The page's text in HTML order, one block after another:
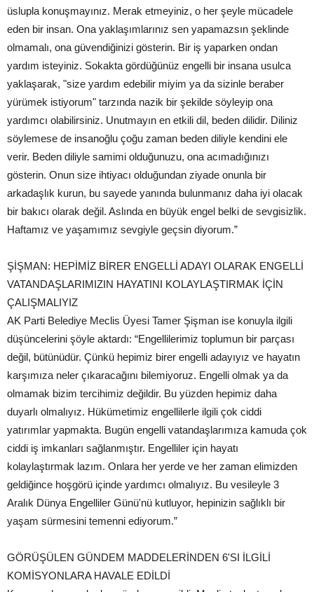
üslupla konuşmayınız. Merak etmeyiniz, o her şeyle mücadele
eden bir insan. Ona yaklaşımlarınız sen yapamazsın şeklinde
olmamalı, ona güvendiğinizi gösterin. Bir iş yaparken ondan
yardım isteyiniz. Sokakta gördüğünüz engelli bir insana usulca
yaklaşarak, "size yardım edebilir miyim ya da sizinle beraber
yürümek istiyorum" tarzında nazik bir şekilde söyleyip ona
yardımcı olabilirsiniz. Unutmayın en etkili dil, beden dilidir. Diliniz
söylemese de insanoğlu çoğu zaman beden diliyle kendini ele
verir. Beden diliyle samimi olduğunuzu, ona acımadığınızı
gösterin. Onun size ihtiyacı olduğundan ziyade onunla bir
arkadaşlık kurun, bu sayede yanında bulunmanız daha iyi olacak
bir bakıcı olarak değil. Aslında en büyük engel belki de sevgisizlik.
Haftamız ve yaşamımız sevgiyle geçsin diyorum.”
ŞİŞMAN: HEPİMİZ BİRER ENGELLİ ADAYI OLARAK ENGELLİ
VATANDAŞLARIMIZIN HAYATINI KOLAYLAŞTIRMAK İÇİN
ÇALIŞMALIYIZ
AK Parti Belediye Meclis Üyesi Tamer Şişman ise konuyla ilgili
düşüncelerini şöyle aktardı: “Engellilerimiz toplumun bir parçası
değil, bütünüdür. Çünkü hepimiz birer engelli adayıyız ve hayatın
karşımıza neler çıkaracağını bilemiyoruz. Engelli olmak ya da
olmamak bizim tercihimiz değildir. Bu yüzden hepimiz daha
duyarlı olmalıyız. Hükümetimiz engellilerle ilgili çok ciddi
yatırımlar yapmakta. Bugün engelli vatandaşlarımıza kamuda çok
ciddi iş imkanları sağlanmıştır. Engelliler için hayatı
kolaylaştırmak lazım. Onlara her yerde ve her zaman elimizden
geldiğince hoşgörü içinde yardımcı olmalıyız. Bu vesileyle 3
Aralık Dünya Engelliler Günü'nü kutluyor, hepinizin sağlıklı bir
yaşam sürmesini temenni ediyorum.”
GÖRÜŞÜLEN GÜNDEM MADDELERİNDEN 6'SI İLGİLİ
KOMİSYONLARA HAVALE EDİLDİ